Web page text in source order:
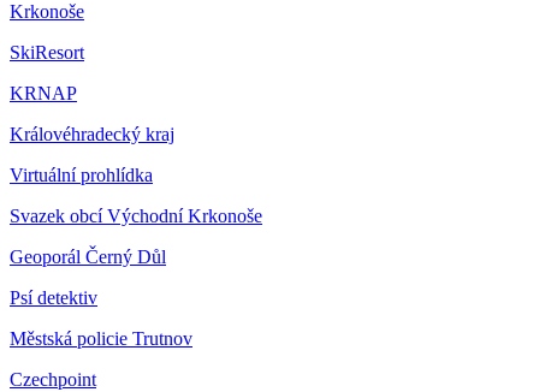
Krkonoše
SkiResort
KRNAP
Královéhradecký kraj
Virtuální prohlídka
Svazek obcí Východní Krkonoše
Geoporál Černý Důl
Psí detektiv
Městská policie Trutnov
Czechpoint